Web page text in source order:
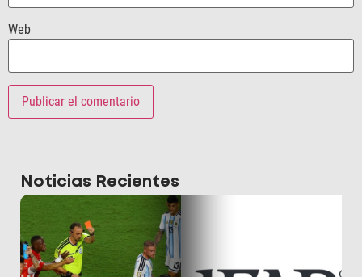
Web
Noticias Recientes